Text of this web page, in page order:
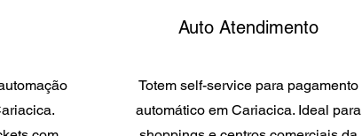
Auto Atendimento
Totem self-service para pagamento
automático em Cariacica. Ideal para